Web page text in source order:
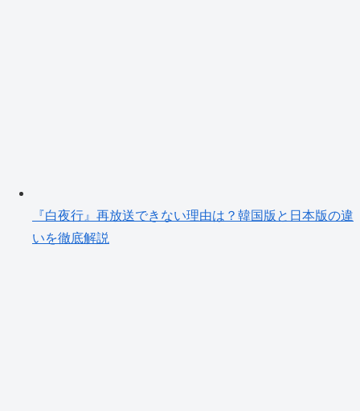
『白夜行』再放送できない理由は？韓国版と日本版の違
いを徹底解説